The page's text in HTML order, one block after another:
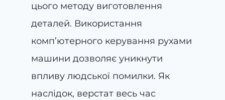
цього методу виготовлення
деталей. Використання
комп’ютерного керування рухами
машини дозволяє уникнути
впливу людської помилки. Як
наслідок, верстат весь час